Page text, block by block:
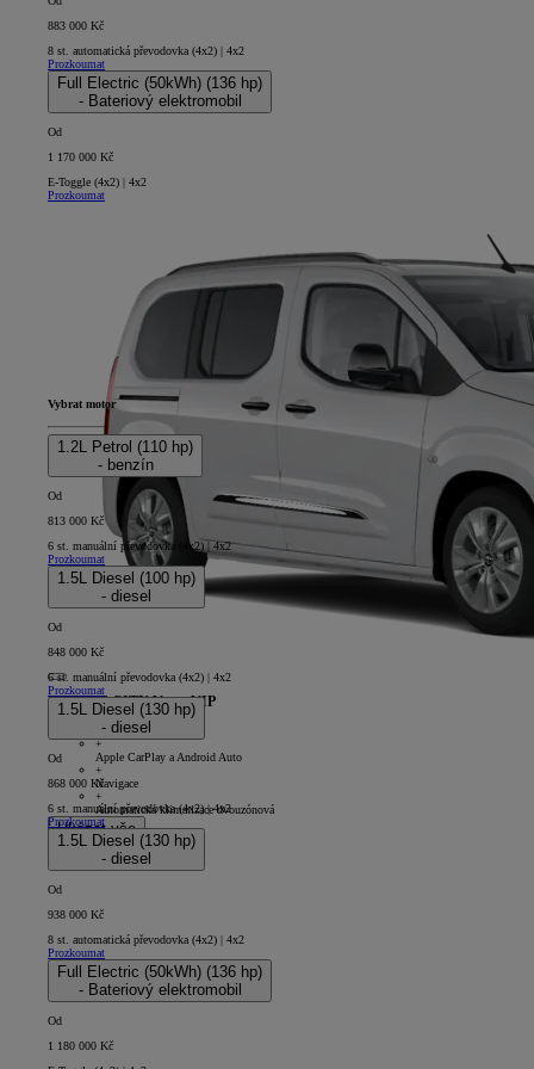
883 000 Kč
8 st. automatická převodovka (4x2) | 4x2
Prozkoumat
Full Electric (50kWh) (136 hp)
- Bateriový elektromobil
Od
1 170 000 Kč
E-Toggle (4x2) | 4x2
Prozkoumat
PROACE CITY Verso VIP
+
Apple CarPlay a Android Auto
+
Navigace
+
Automatická klimatizace dvouzónová
Ukázat vše
Vybrat motor
1.2L Petrol (110 hp)
- benzín
Od
813 000 Kč
6 st. manuální převodovka (4x2) | 4x2
Prozkoumat
1.5L Diesel (100 hp)
- diesel
Od
848 000 Kč
6 st. manuální převodovka (4x2) | 4x2
Prozkoumat
1.5L Diesel (130 hp)
- diesel
Od
868 000 Kč
6 st. manuální převodovka (4x2) | 4x2
Prozkoumat
1.5L Diesel (130 hp)
- diesel
Od
938 000 Kč
8 st. automatická převodovka (4x2) | 4x2
Prozkoumat
Full Electric (50kWh) (136 hp)
- Bateriový elektromobil
Od
1 180 000 Kč